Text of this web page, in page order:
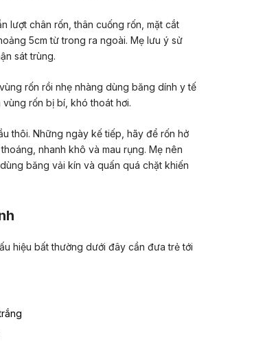
lượt chân rốn, thân cuống rốn, mặt cắt
5cm từ trong ra ngoài. Mẹ lưu ý sử
sát trùng.
rốn rồi nhẹ nhàng dùng băng dính y tế
rốn bị bí, khó thoát hơi.
thôi. Những ngày kế tiếp, hãy để rốn hở
nhanh khô và mau rụng. Mẹ nên
băng vải kín và quấn quá chặt khiến
hiệu bất thường dưới đây cần đưa trẻ tới